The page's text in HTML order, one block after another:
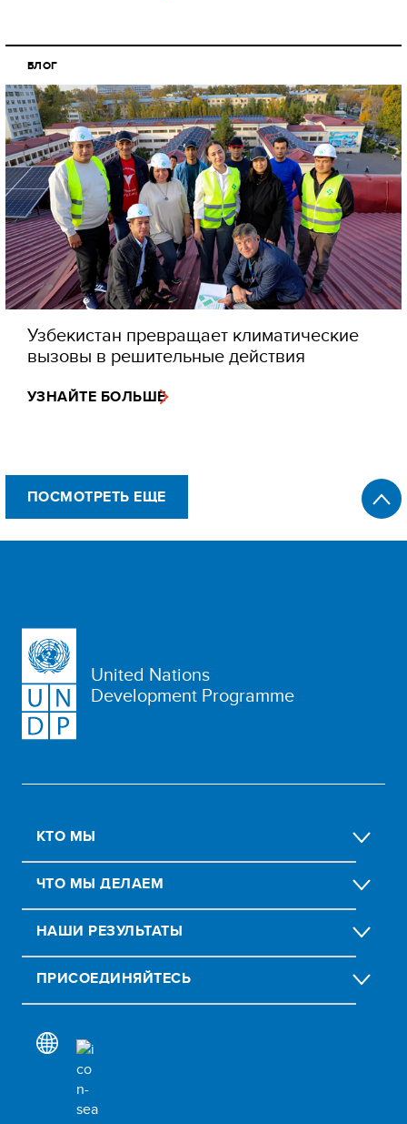
БЛОГ
Узбекистан превращает климатические
вызовы в решительные действия
УЗНАЙТЕ БОЛЬШЕ
ПОСМОТРЕТЬ ЕЩЕ
United Nations
Development Programme
КТО МЫ
ЧТО МЫ ДЕЛАЕМ
НАШИ РЕЗУЛЬТАТЫ
ПРИСОЕДИНЯЙТЕСЬ